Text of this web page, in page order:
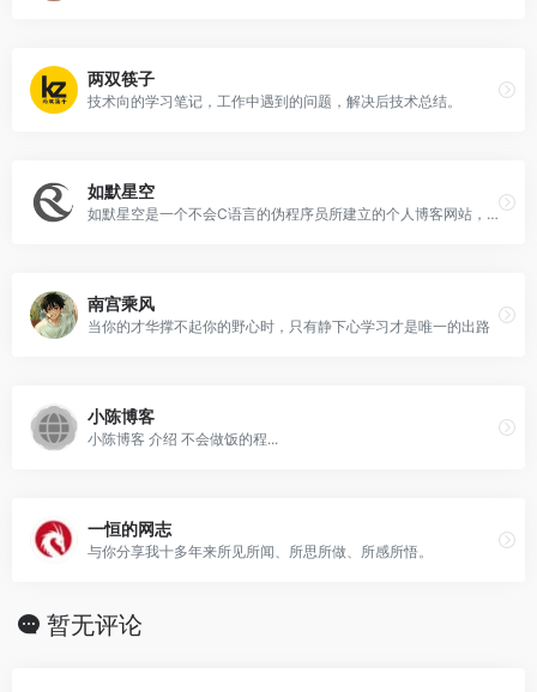
两双筷子
技术向的学习笔记，工作中遇到的问题，解决后技术总结。
如默星空
如默星空是一个不会C语言的伪程序员所建立的个人博客网站，网站不定期分享个人生活、代码技术、奇闻轶事以及相关的随笔碎片。
南宫乘风
当你的才华撑不起你的野心时，只有静下心学习才是唯一的出路
小陈博客
小陈博客 介绍 不会做饭的程...
一恒的网志
与你分享我十多年来所见所闻、所思所做、所感所悟。
暂无评论